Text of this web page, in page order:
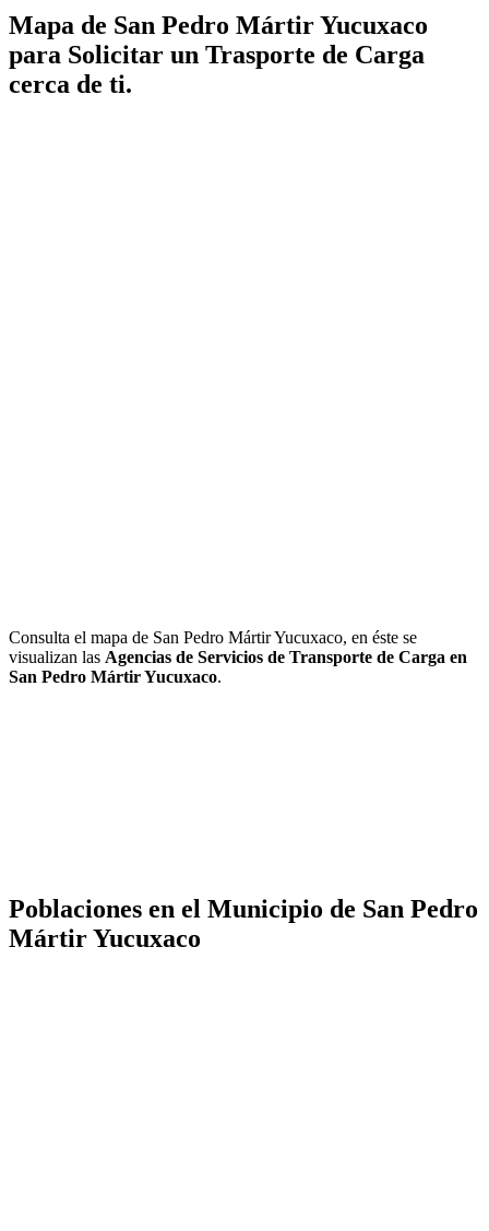
Mapa de San Pedro Mártir Yucuxaco
para Solicitar un Trasporte de Carga
cerca de ti.
Consulta el mapa de San Pedro Mártir Yucuxaco, en éste se
visualizan las Agencias de Servicios de Transporte de Carga en
San Pedro Mártir Yucuxaco.
Poblaciones en el Municipio de San Pedro
Mártir Yucuxaco